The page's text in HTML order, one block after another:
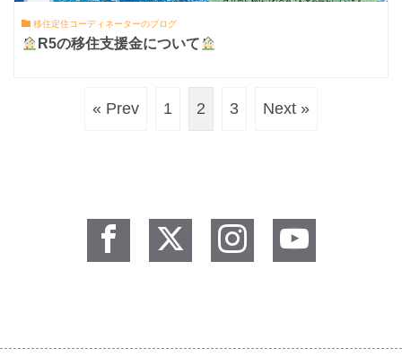
移住定住コーディネーターのブログ
R5の移住支援金について
« Prev 1 2 3 Next »